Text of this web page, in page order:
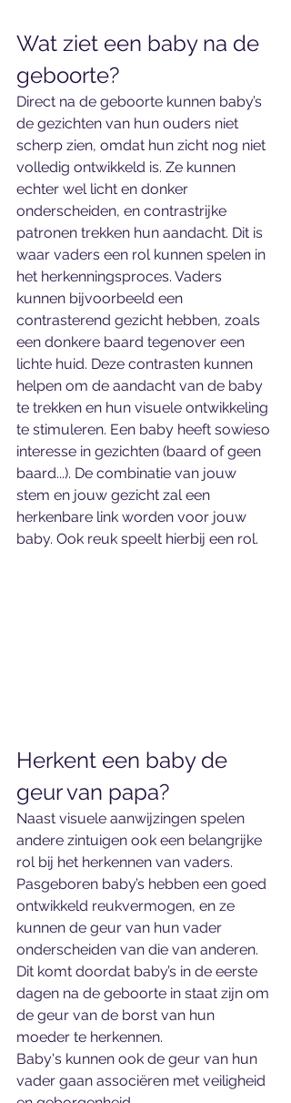
Wat ziet een baby na de
geboorte?
Direct na de geboorte kunnen baby’s
de gezichten van hun ouders niet
scherp zien, omdat hun zicht nog niet
volledig ontwikkeld is. Ze kunnen
echter wel licht en donker
onderscheiden, en contrastrijke
patronen trekken hun aandacht. Dit is
waar vaders een rol kunnen spelen in
het herkenningsproces. Vaders
kunnen bijvoorbeeld een
contrasterend gezicht hebben, zoals
een donkere baard tegenover een
lichte huid. Deze contrasten kunnen
helpen om de aandacht van de baby
te trekken en hun visuele ontwikkeling
te stimuleren. Een baby heeft sowieso
interesse in gezichten (baard of geen
baard...). De combinatie van jouw
stem en jouw gezicht zal een
herkenbare link worden voor jouw
baby. Ook reuk speelt hierbij een rol.
Herkent een baby de
geur van papa?
Naast visuele aanwijzingen spelen
andere zintuigen ook een belangrijke
rol bij het herkennen van vaders.
Pasgeboren baby’s hebben een goed
ontwikkeld reukvermogen, en ze
kunnen de geur van hun vader
onderscheiden van die van anderen.
Dit komt doordat baby’s in de eerste
dagen na de geboorte in staat zijn om
de geur van de borst van hun
moeder te herkennen.
Baby's kunnen ook de geur van hun
vader gaan associëren met veiligheid